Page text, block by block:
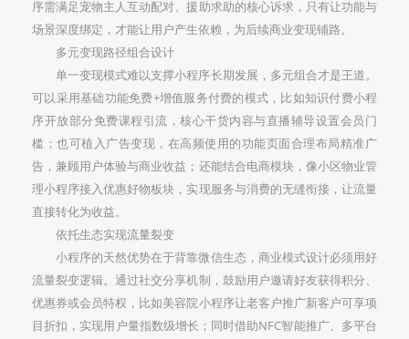
序需满足宠物主人互动配对、援助求助的核心诉求，只有让功能与
场景深度绑定，才能让用户产生依赖，为后续商业变现铺路。
多元变现路径组合设计
单一变现模式难以支撑小程序长期发展，多元组合才是王道。
可以采用基础功能免费+增值服务付费的模式，比如知识付费小程
序开放部分免费课程引流，核心干货内容与直播辅导设置会员门
槛；也可植入广告变现，在高频使用的功能页面合理布局精准广
告，兼顾用户体验与商业收益；还能结合电商模块，像小区物业管
理小程序接入优惠好物板块，实现服务与消费的无缝衔接，让流量
直接转化为收益。
依托生态实现流量裂变
小程序的天然优势在于背靠微信生态，商业模式设计必须用好
流量裂变逻辑。通过社交分享机制，鼓励用户邀请好友获得积分、
优惠券或会员特权，比如美容院小程序让老客户推广新客户可享项
目折扣，实现用户量指数级增长；同时借助NFC智能推广、多平台